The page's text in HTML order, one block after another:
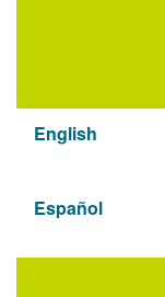
English
Español